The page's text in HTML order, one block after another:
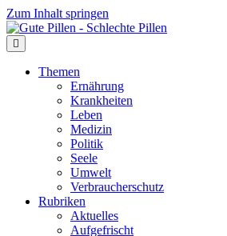
Zum Inhalt springen
Themen
Ernährung
Krankheiten
Leben
Medizin
Politik
Seele
Umwelt
Verbraucherschutz
Rubriken
Aktuelles
Aufgefrischt